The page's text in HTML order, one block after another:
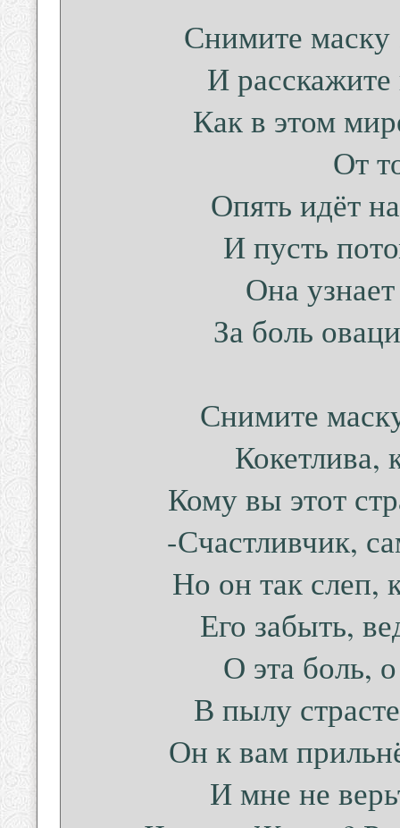
Снимите
И
Как в этом
От
Опять идёт
И пусть
Она
За боль
Снимите
Кокетлива,
Кому вы этот
-Счастливчик,
Но он так слеп,
Его забыть,
О эта боль,
В пылу
Он к вам
И мне не